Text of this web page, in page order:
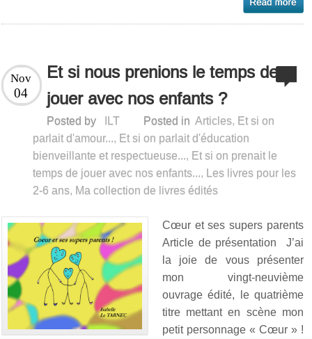
Et si nous prenions le temps de
jouer avec nos enfants ?
Nov
04
Posted by ILT Posted in Articles, Et si on
parlait d'amour..., Et si on parlait d'éducation
bienveillante et respectueuse..., Et si on prenait le
temps de jouer avec nos enfants...,
Les livres pour les
2-6 ans, Ma collection de livres édités
Cœur et ses supers parents
Article de présentation J’ai
la joie de vous présenter
mon vingt-neuvième
ouvrage édité, le quatrième
titre mettant en scène mon
petit personnage « Cœur » !